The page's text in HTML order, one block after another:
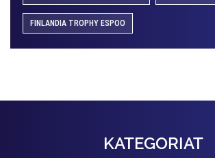
FINLANDIA TROPHY ESPOO
KATEGORIAT